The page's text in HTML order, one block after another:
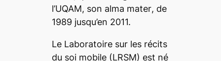
l’UQAM, son alma mater, de
1989 jusqu’en 2011.
Le Laboratoire sur les récits
du soi mobile (LRSM) est né